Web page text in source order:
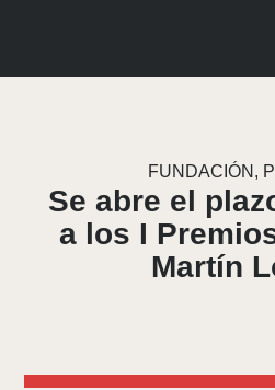
FUNDACIÓN ,
Se abre el
a los I
Martín